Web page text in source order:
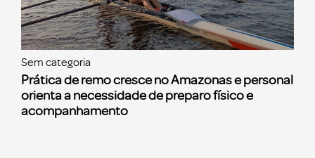
Sem categoria
Prática de remo cresce no Amazonas e personal
orienta a necessidade de preparo físico e
acompanhamento